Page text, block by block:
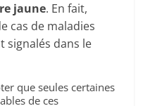
jaune. En fait,
cas de maladies
signalés dans le
que seules certaines
de ces